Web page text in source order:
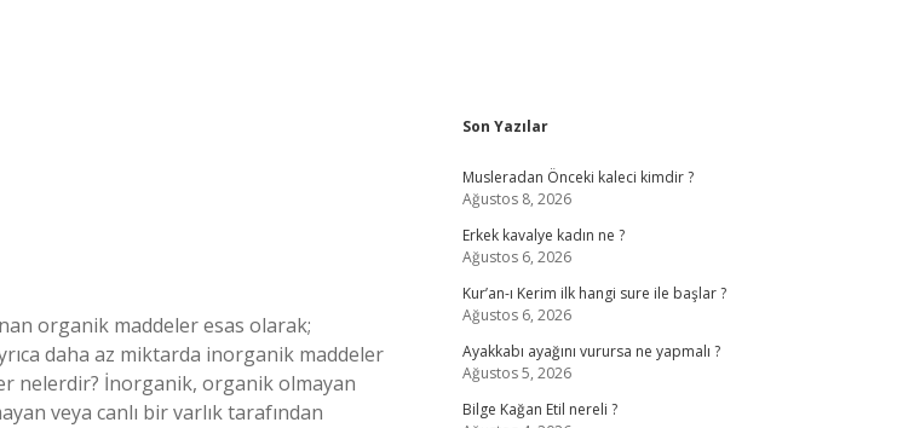
organik maddeler esas olarak;
daha az miktarda inorganik maddeler
nelerdir? İnorganik, organik olmayan
veya canlı bir varlık tarafından
Sidebar
Son Yazılar
Musleradan Önceki kaleci kimdir ?
Ağustos 8, 2026
Erkek kavalye kadın ne ?
Ağustos 6, 2026
Kur’an-ı Kerim ilk hangi sure ile başlar ?
Ağustos 6, 2026
Ayakkabı ayağını vurursa ne yapmalı ?
Ağustos 5, 2026
Bilge Kağan Etil nereli ?
ilbet mobil giriş